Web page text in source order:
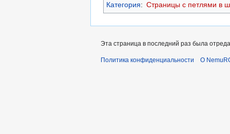
Категория: Страницы с петлями в
Эта страница в последний раз была
Политика конфиденциальности О